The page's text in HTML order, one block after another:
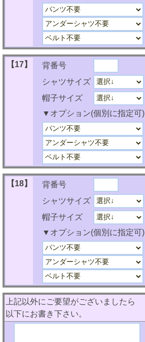
【17】
背番号
シャツサイズ
帽子サイズ
▼オプション(個別に指定可)
【18】
背番号
シャツサイズ
帽子サイズ
▼オプション(個別に指定可)
上記以外にご要望がございましたら
以下にお書き下さい。